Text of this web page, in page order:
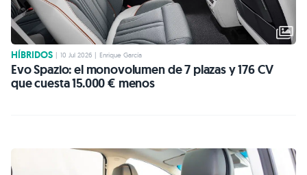
HÍBRIDOS | 10 Jul 2026 | Enrique García
Evo Spazio: el monovolumen de 7 plazas y 176 CV
que cuesta 15.000 € menos